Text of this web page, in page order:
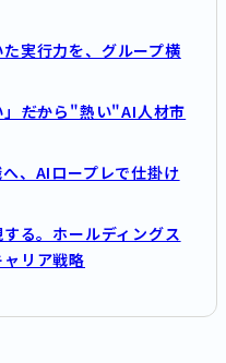
実行力を、グループ横
――だから"熱い"AI人材市
、AIロープレで仕掛け
る。ホールディングス
リア戦略